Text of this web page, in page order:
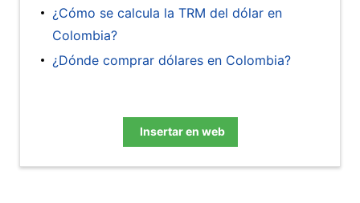
¿Cómo se calcula la TRM del dólar en
Colombia?
¿Dónde comprar dólares en Colombia?
Insertar en web